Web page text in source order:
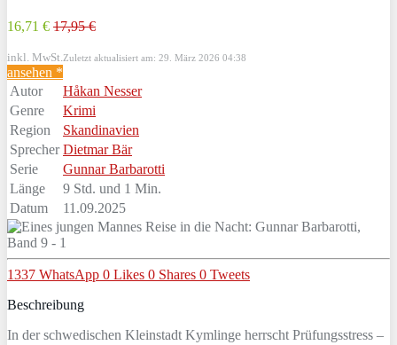
16,71 € 17,95 €
inkl. MwSt. Zuletzt aktualisiert am: 29. März 2026 04:38
ansehen *
Autor
Håkan Nesser
Genre
Krimi
Region
Skandinavien
Sprecher Dietmar Bär
Serie
Gunnar Barbarotti
Länge
9 Std. und 1 Min.
Datum
11.09.2025
1337 WhatsApp 0 Likes 0 Shares 0 Tweets
Beschreibung
In der schwedischen Kleinstadt Kymlinge herrscht Prüfungsstress –